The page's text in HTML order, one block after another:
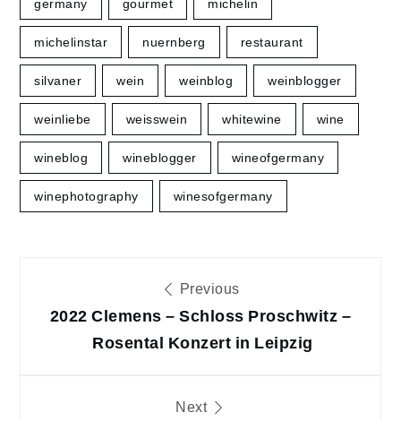
germany gourmet michelin
michelinstar nuernberg restaurant
silvaner wein weinblog weinblogger
weinliebe weisswein whitewine wine
wineblog wineblogger wineofgermany
winephotography winesofgermany
Beitragsnavigation
Previous
2022 Clemens – Schloss Proschwitz –
Rosental Konzert in Leipzig
Next